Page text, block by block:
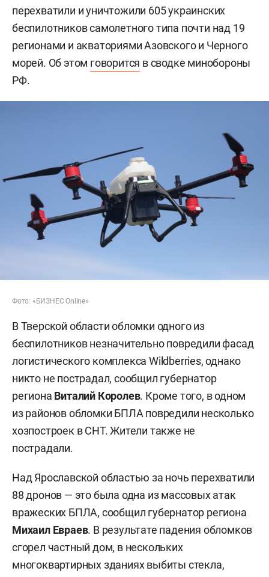
перехватили и уничтожили 605 украинских
беспилотников самолетного типа почти над 19
регионами и акваториями Азовского и Черного
морей. Об этом говорится в сводке минобороны
РФ.
Фото: «БИЗНЕС Online»
В Тверской области обломки одного из
беспилотников незначительно повредили фасад
логистического комплекса Wildberries, однако
никто не пострадал, сообщил губернатор
региона Виталий Королев. Кроме того, в одном
из районов обломки БПЛА повредили несколько
хозпостроек в СНТ. Жители также не
пострадали.
Над Ярославской областью за ночь перехватили
88 дронов — это была одна из массовых атак
вражеских БПЛА, сообщил губернатор региона
Михаил Евраев. В результате падения обломков
сгорел частный дом, в нескольких
многоквартирных зданиях выбиты стекла,